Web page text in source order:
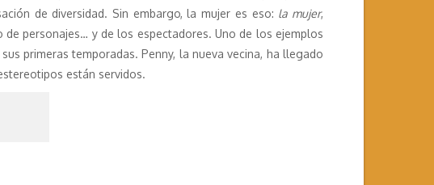
de diversidad. Sin embargo, la mujer es eso: la mujer,
personajes… y de los espectadores. Uno de los ejemplos
primeras temporadas. Penny, la nueva vecina, ha llegado
están servidos.